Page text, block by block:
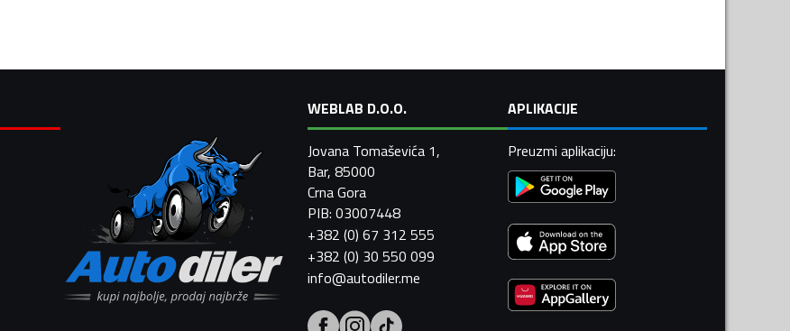
WEBLAB D.O.O.
Jovana Tomaševića 1,
Bar, 85000
Crna Gora
PIB: 03007448
+382 (0) 67 312 555
+382 (0) 30 550 099
info@autodiler.me
APLIKACIJE
Preuzmi aplikaciju: